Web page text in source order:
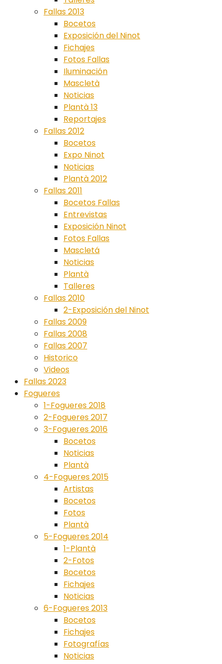
Fallas 2013
Bocetos
Exposición del Ninot
Fichajes
Fotos Fallas
Iluminación
Mascletà
Noticias
Plantà 13
Reportajes
Fallas 2012
Bocetos
Expo Ninot
Noticias
Plantà 2012
Fallas 2011
Bocetos Fallas
Entrevistas
Exposición Ninot
Fotos Fallas
Mascletá
Noticias
Plantà
Talleres
Fallas 2010
2-Exposición del Ninot
Fallas 2009
Fallas 2008
Fallas 2007
Historico
Videos
Fallas 2023
Fogueres
1-Fogueres 2018
2-Fogueres 2017
3-Fogueres 2016
Bocetos
Noticias
Plantà
4-Fogueres 2015
Artistas
Bocetos
Fotos
Plantà
5-Fogueres 2014
1-Plantà
2-Fotos
Bocetos
Fichajes
Noticias
6-Fogueres 2013
Bocetos
Fichajes
Fotografías
Noticias